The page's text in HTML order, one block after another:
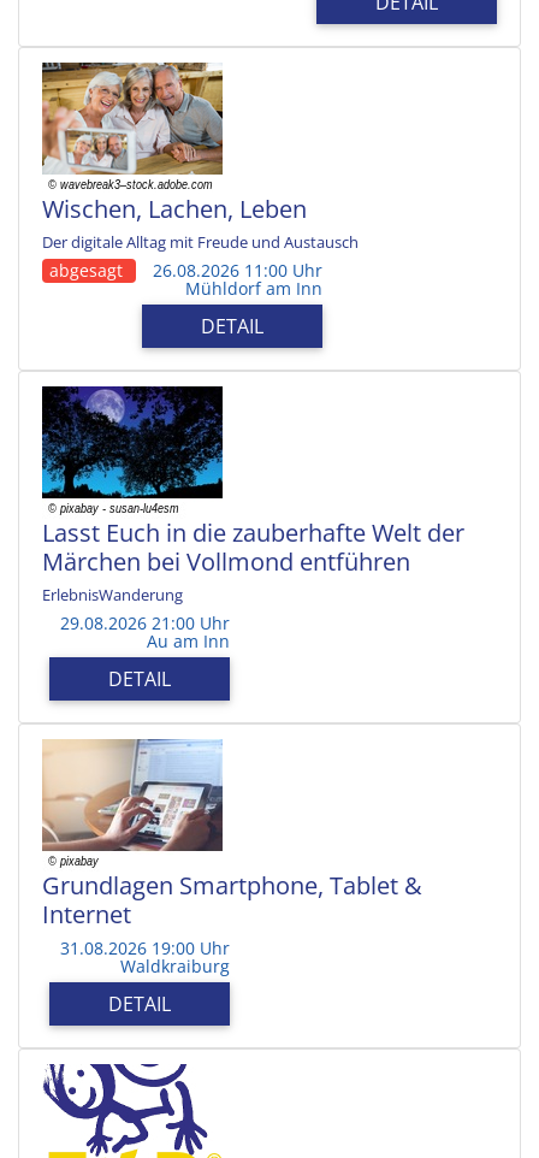
Wischen, Lachen, Leben
Der digitale Alltag mit Freude und Austausch
abgesagt 26.08.2026 11:00 Uhr
Mühldorf am Inn
DETAIL
Lasst Euch in die zauberhafte Welt der
Märchen bei Vollmond entführen
ErlebnisWanderung
29.08.2026 21:00 Uhr
Au am Inn
DETAIL
Grundlagen Smartphone, Tablet &
Internet
31.08.2026 19:00 Uhr
Waldkraiburg
DETAIL